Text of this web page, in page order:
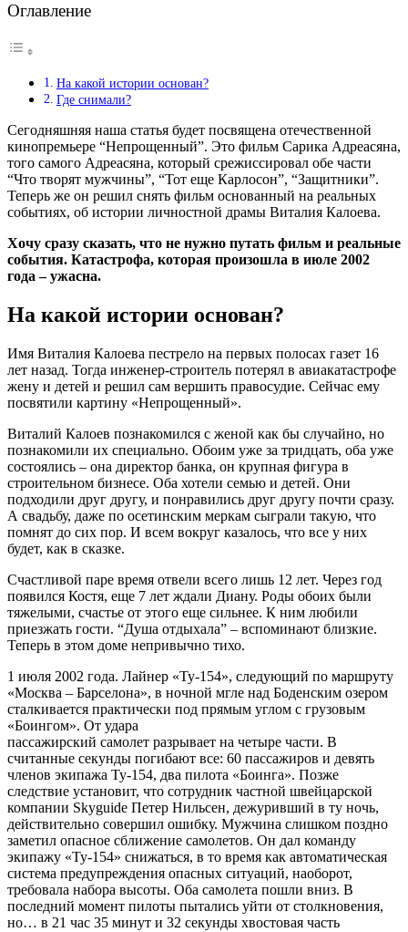
Оглавление
На какой истории основан?
Где снимали?
Сегодняшняя наша статья будет посвящена отечественной
кинопремьере “Непрощенный”. Это фильм Сарика Адреасяна,
того самого Адреасяна, который срежиссировал обе части
“Что творят мужчины”, “Тот еще Карлосон”, “Защитники”.
Теперь же он решил снять фильм основанный на реальных
событиях, об истории личностной драмы Виталия Калоева.
Хочу сразу сказать, что не нужно путать фильм и реальные
события. Катастрофа, которая произошла в июле 2002
года – ужасна.
На какой истории основан?
Имя Виталия Калоева пестрело на первых полосах газет 16
лет назад. Тогда инженер-строитель потерял в авиакатастрофе
жену и детей и решил сам вершить правосудие. Сейчас ему
посвятили картину «Непрощенный».
Виталий Калоев познакомился с женой как бы случайно, но
познакомили их специально. Обоим уже за тридцать, оба уже
состоялись – она директор банка, он крупная фигура в
строительном бизнесе. Оба хотели семью и детей. Они
подходили друг другу, и понравились друг другу почти сразу.
А свадьбу, даже по осетинским меркам сыграли такую, что
помнят до сих пор. И всем вокруг казалось, что все у них
будет, как в сказке.
Счастливой паре время отвели всего лишь 12 лет. Через год
появился Костя, еще 7 лет ждали Диану. Роды обоих были
тяжелыми, счастье от этого еще сильнее. К ним любили
приезжать гости. “Душа отдыхала” – вспоминают близкие.
Теперь в этом доме непривычно тихо.
1 июля 2002 года. Лайнер «Ту-154», следующий по маршруту
«Москва – Барселона», в ночной мгле над Боденским озером
сталкивается практически под прямым углом с грузовым
«Боингом». От удара
пассажирский самолет разрывает на четыре части. В
считанные секунды погибают все: 60 пассажиров и девять
членов экипажа Ту-154, два пилота «Боинга». Позже
следствие установит, что сотрудник частной швейцарской
компании Skyguide Петер Нильсен, дежуривший в ту ночь,
действительно совершил ошибку. Мужчина слишком поздно
заметил опасное сближение самолетов. Он дал команду
экипажу «Ту-154» снижаться, в то время как автоматическая
система предупреждения опасных ситуаций, наоборот,
требовала набора высоты. Оба самолета пошли вниз. В
последний момент пилоты пытались уйти от столкновения,
но… в 21 час 35 минут и 32 секунды хвостовая часть